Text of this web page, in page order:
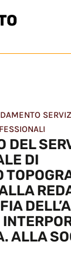
DEL
DI
ALLA